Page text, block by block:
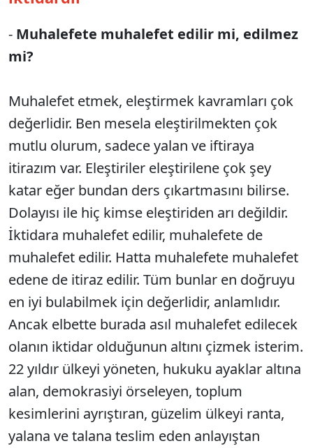
- Muhalefete muhalefet edilir mi, edilmez
mi?
Muhalefet etmek, eleştirmek kavramları çok
değerlidir. Ben mesela eleştirilmekten çok
mutlu olurum, sadece yalan ve iftiraya
itirazım var. Eleştiriler eleştirilene çok şey
katar eğer bundan ders çıkartmasını bilirse.
Dolayısı ile hiç kimse eleştiriden arı değildir.
İktidara muhalefet edilir, muhalefete de
muhalefet edilir. Hatta muhalefete muhalefet
edene de itiraz edilir. Tüm bunlar en doğruyu
en iyi bulabilmek için değerlidir, anlamlıdır.
Ancak elbette burada asıl muhalefet edilecek
olanın iktidar olduğunun altını çizmek isterim.
22 yıldır ülkeyi yöneten, hukuku ayaklar altına
alan, demokrasiyi örseleyen, toplum
kesimlerini ayrıştıran, güzelim ülkeyi ranta,
yalana ve talana teslim eden anlayıştan